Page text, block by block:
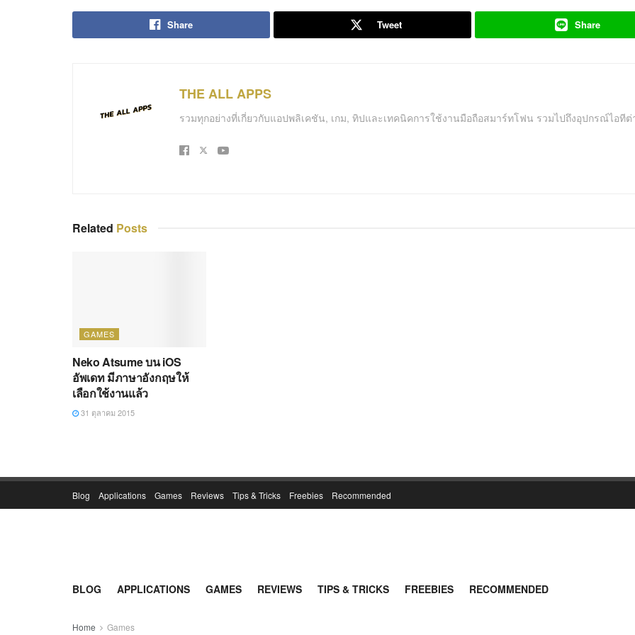
Share Tweet Share
THE ALL APPS
รวมทุกอย่างที่เกี่ยวกับแอปพลิเคชัน, เกม, ทิปและเทคนิคการใช้งานมือถือสมาร์ทโฟน รวมไปถึงอุปกรณ์ไอทีต่
Related Posts
GAMES
Neko Atsume บน iOS
อัพเดท มีภาษาอังกฤษให้
เลือกใช้งานแล้ว
31 ตุลาคม 2015
Blog Applications Games Reviews Tips & Tricks Freebies Recommended
BLOG APPLICATIONS GAMES REVIEWS TIPS & TRICKS FREEBIES RECOMMENDED
Home Games